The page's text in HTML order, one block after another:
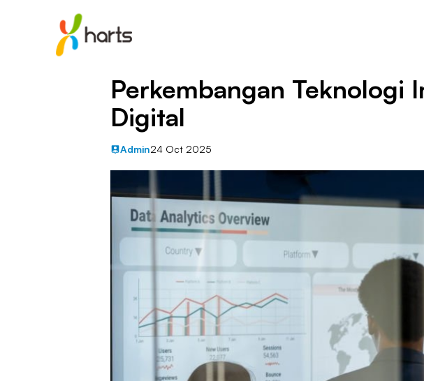
Perkembangan Teknologi
Digital
Admin24 Oct 2025